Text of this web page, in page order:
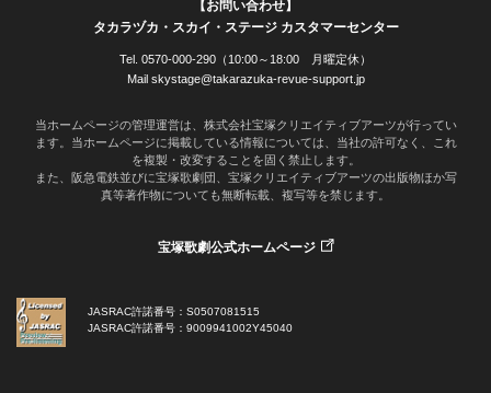
【お問い合わせ】
タカラヅカ・スカイ・ステージ カスタマーセンター
Tel. 0570-000-290（10:00～18:00 月曜定休）
Mail skystage@takarazuka-revue-support.jp
当ホームページの管理運営は、株式会社宝塚クリエイティブアーツが行ってい
ます。当ホームページに掲載している情報については、当社の許可なく、これ
を複製・改変することを固く禁止します。
また、阪急電鉄並びに宝塚歌劇団、宝塚クリエイティブアーツの出版物ほか写
真等著作物についても無断転載、複写等を禁じます。
宝塚歌劇公式ホームページ
JASRAC許諾番号：S0507081515
JASRAC許諾番号：9009941002Y45040